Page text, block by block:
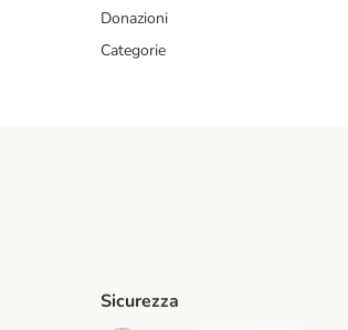
Donazioni
Categorie
Sicurezza